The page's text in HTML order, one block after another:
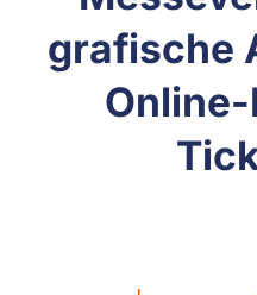
grafische